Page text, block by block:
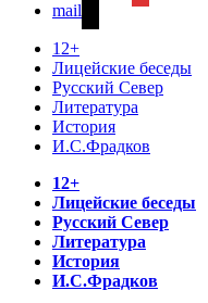
mail
12+
Лицейские беседы
Русский Север
Литература
История
И.С.Фрадков
12+
Лицейские беседы
Русский Север
Литература
История
И.С.Фрадков